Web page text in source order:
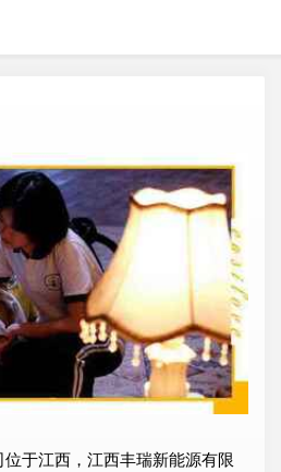
于江西，江西丰瑞新能源有限